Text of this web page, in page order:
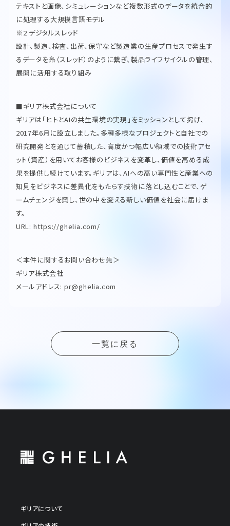
テキストと画像、シミュレーションなど複数形式のデータを統合的
に処理する大規模言語モデル
※2 デジタルスレッド
設計、製造、検査、出荷、保守など製造業の生産プロセスで発生す
るデータを糸（スレッド）のように繋ぎ、製品ライフサイクルの管理、
展開に活用する取り組み
■ギリア株式会社について
ギリアは「ヒトとAIの共生環境の実現」をミッションとして掲げ、
2017年6月に設立しました。多種多様なプロジェクトと自社での
研究開発とを通じて蓄積した、高度かつ幅広い領域での技術アセ
ット（資産）を用いてお客様のビジネスを変革し、価値を高める成
果を提供し続けています。ギリアは、AIへの高い専門性と産業への
知見をビジネスに差異化をもたらす技術に落とし込むことで、ゲ
ームチェンジを興し、世の中を変える新しい価値を社会に届けま
す。
URL: https://ghelia.com/
＜本件に関するお問い合わせ先＞
ギリア株式会社
メールアドレス: pr@ghelia.com
一覧に戻る
ギリアについて